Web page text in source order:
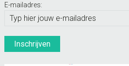
E-mailadres: